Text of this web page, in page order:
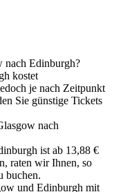
nach Edinburgh?
kostet
je nach Zeitpunkt
Sie günstige Tickets
nach
ist ab 13,88 €
raten wir Ihnen, so
buchen.
und Edinburgh mit